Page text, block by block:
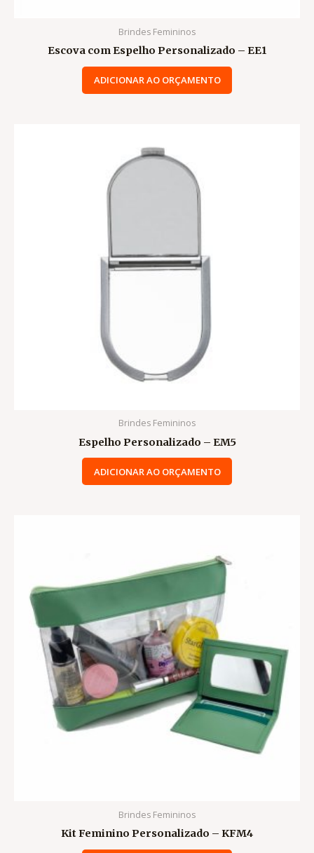
Brindes Femininos
Escova com Espelho Personalizado – EE1
ADICIONAR AO ORÇAMENTO
Brindes Femininos
Espelho Personalizado – EM5
ADICIONAR AO ORÇAMENTO
Brindes Femininos
Kit Feminino Personalizado – KFM4